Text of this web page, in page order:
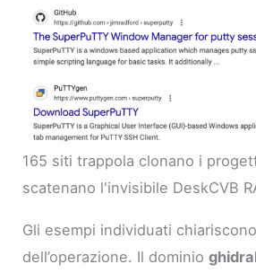
165 siti trappola clonano i
scatenano l'invisibile DeskCVB
Gli esempi individuati
dell’operazione. Il dominio